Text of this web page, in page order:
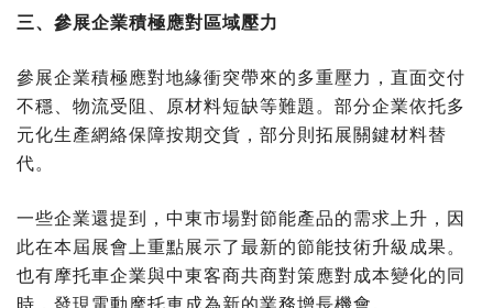
三、參展企業積極應對區域壓力
參展企業積極應對地緣衝突帶來的多重壓力，直面交付
不穩、物流受阻、原材料短缺等難題。部分企業依托多
元化生產網絡保障按期交貨，部分則拓展關鍵材料替
代。
一些企業還提到，中東市場對節能產品的需求上升，因
此在本屆展會上重點展示了最新的節能技術升級成果。
也有摩托車企業與中東客商共商對策應對成本變化的同